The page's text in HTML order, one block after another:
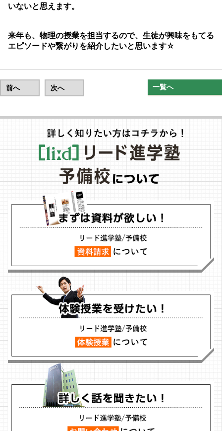
いないと思えます。
来年も、物理の授業を担当するので、生徒が興味をもてる
エピソードや繋がりを紹介したいと思います☆
前へ 次へ 一覧へ